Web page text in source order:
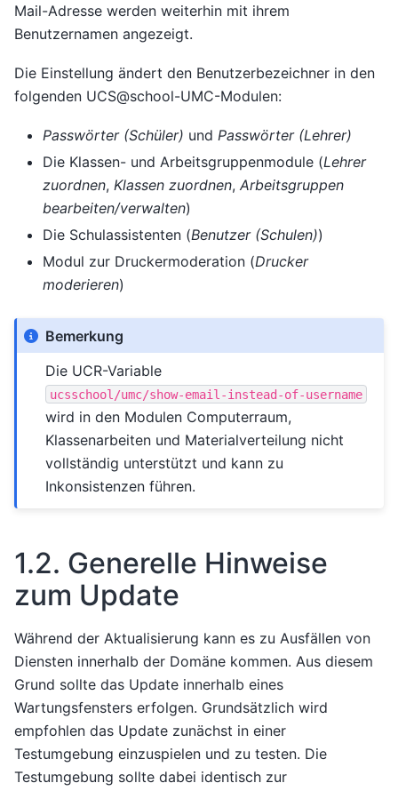
Mail-Adresse werden weiterhin mit ihrem
Benutzernamen angezeigt.
Die Einstellung ändert den Benutzerbezeichner in den
folgenden UCS@school-UMC-Modulen:
Passwörter (Schüler) und Passwörter (Lehrer)
Die Klassen- und Arbeitsgruppenmodule (Lehrer
zuordnen, Klassen zuordnen, Arbeitsgruppen
bearbeiten/verwalten)
Die Schulassistenten (Benutzer (Schulen))
Modul zur Druckermoderation (Drucker
moderieren)
Bemerkung
Die UCR-Variable
ucsschool/umc/show-email-instead-of-username
wird in den Modulen Computerraum,
Klassenarbeiten und Materialverteilung nicht
vollständig unterstützt und kann zu
Inkonsistenzen führen.
1.2. Generelle Hinweise
zum Update
Während der Aktualisierung kann es zu Ausfällen von
Diensten innerhalb der Domäne kommen. Aus diesem
Grund sollte das Update innerhalb eines
Wartungsfensters erfolgen. Grundsätzlich wird
empfohlen das Update zunächst in einer
Testumgebung einzuspielen und zu testen. Die
Testumgebung sollte dabei identisch zur